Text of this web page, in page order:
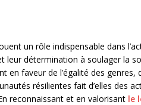
un rôle indispensable dans
leur détermination à soulager la
en faveur de l’égalité des
résilientes fait d’elles des
reconnaissant et en valorisant le